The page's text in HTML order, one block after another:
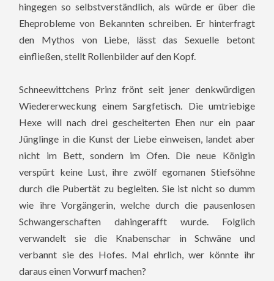
hingegen so selbstverständlich, als würde er über die
Eheprobleme von Bekannten schreiben. Er hinterfragt
den Mythos von Liebe, lässt das Sexuelle betont
einfließen, stellt Rollenbilder auf den Kopf.
Schneewittchens Prinz frönt seit jener denkwürdigen
Wiedererweckung einem Sargfetisch. Die umtriebige
Hexe will nach drei gescheiterten Ehen nur ein paar
Jünglinge in die Kunst der Liebe einweisen, landet aber
nicht im Bett, sondern im Ofen. Die neue Königin
verspürt keine Lust, ihre zwölf egomanen Stiefsöhne
durch die Pubertät zu begleiten. Sie ist nicht so dumm
wie ihre Vorgängerin, welche durch die pausenlosen
Schwangerschaften dahingerafft wurde. Folglich
verwandelt sie die Knabenschar in Schwäne und
verbannt sie des Hofes. Mal ehrlich, wer könnte ihr
daraus einen Vorwurf machen?